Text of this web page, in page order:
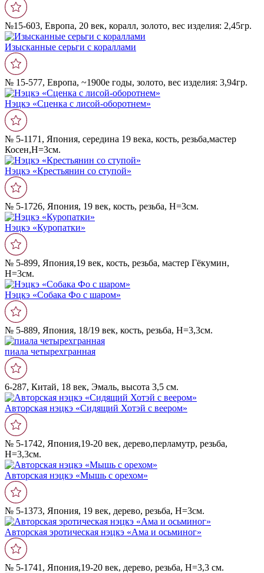
№15-603, Европа, 20 век, коралл, золото, вес изделия: 2,45гр.
Изысканные серьги с кораллами
№ 15-577, Европа, ~1900е годы, золото, вес изделия: 3,94гр.
Нэцкэ «Сценка с лисой-оборотнем»
№ 5-1171, Япония, середина 19 века, кость, резьба,мастер
Косен,Н=3см.
Нэцкэ «Крестьянин со ступой»
№ 5-1726, Япония, 19 век, кость, резьба, Н=3см.
Нэцкэ «Куропатки»
№ 5-899, Япония,19 век, кость, резьба, мастер Гёкумин,
Н=3см.
Нэцкэ «Собака Фо с шаром»
№ 5-889, Япония, 18/19 век, кость, резьба, Н=3,3см.
пиала четырехгранная
6-287, Китай, 18 век, Эмаль, высота 3,5 см.
Авторская нэцкэ «Сидящий Хотэй с веером»
№ 5-1742, Япония,19-20 век, дерево,перламутр, резьба,
Н=3,3см.
Авторская нэцкэ «Мышь с орехом»
№ 5-1373, Япония, 19 век, дерево, резьба, Н=3см.
Авторская эротическая нэцкэ «Ама и осьминог»
№ 5-1741, Япония,19-20 век, дерево, резьба, Н=3,3 см.